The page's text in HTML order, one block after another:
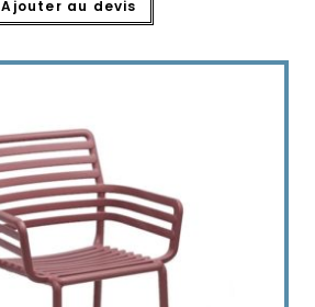
Ajouter au devis